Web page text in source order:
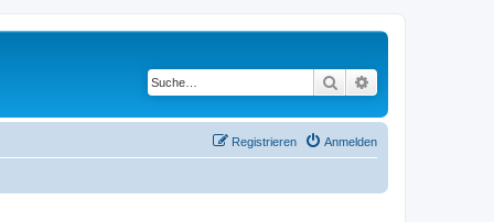
Suche
Anmelden
Registrieren